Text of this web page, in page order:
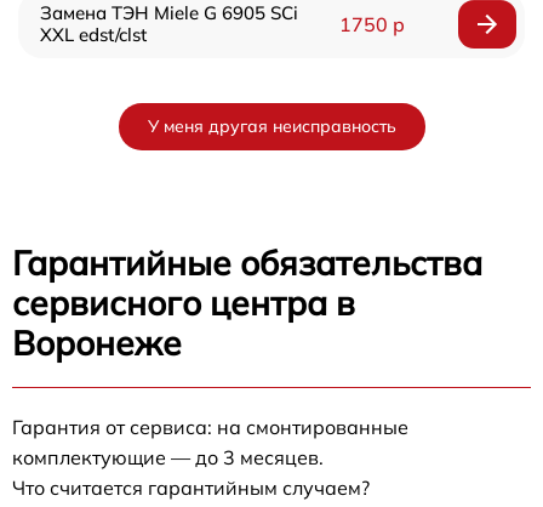
Замена ТЭН Miele G 6905 SCi
XXL edst/clst
1750 р
У меня другая неисправность
Гарантийные обязательства
сервисного центра в
Воронеже
Гарантия от сервиса: на смонтированные
комплектующие — до 3 месяцев.
Что считается гарантийным случаем?